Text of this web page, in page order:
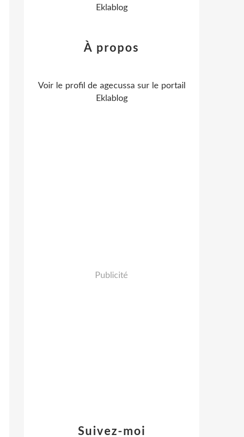
Eklablog
Suivez-moi
À propos
Voir le profil de agecussa sur le portail
Eklablog
Publicité